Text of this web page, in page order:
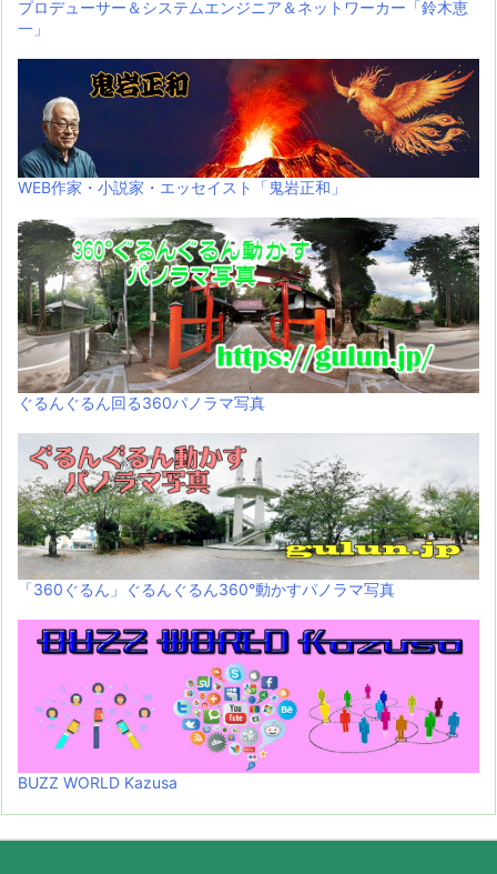
プロデューサー＆システムエンジニア＆ネットワーカー「鈴木恵
一」
WEB作家・小説家・エッセイスト「鬼岩正和」
ぐるんぐるん回る360パノラマ写真
「360ぐるん」ぐるんぐるん360°動かすパノラマ写真
BUZZ WORLD Kazusa